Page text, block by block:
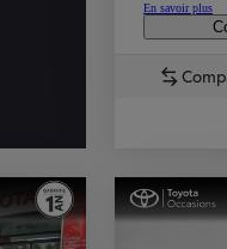
En savoir plus